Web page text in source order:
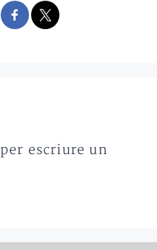
per escriure un